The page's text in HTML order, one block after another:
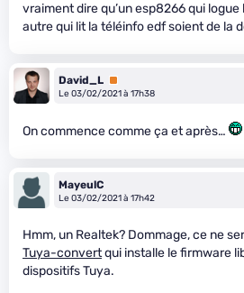
vraiment dire qu’un esp8266 qui
autre qui lit la téléinfo edf soient de la
David_L Premium
Le 03/02/2021 à 17h38
On commence comme ça et après…
MayeulC
Le 03/02/2021 à 17h42
Hmm, un Realtek? Dommage, ce ne
Tuya-convertqui installe le firmware
dispositifs Tuya.